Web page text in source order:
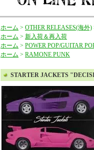
ホーム > OTHER RELEASES(海外)
ホーム > 新入荷＆再入荷
ホーム > POWER POP/GUITAR
ホーム > RAMONE PUNK
STARTER JACKETS